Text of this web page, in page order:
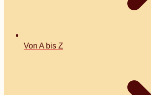
Von A bis Z